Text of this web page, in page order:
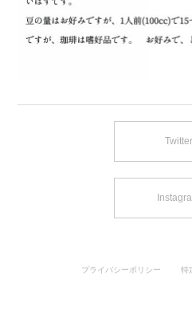
Twitter
プライバシーポリシー 特